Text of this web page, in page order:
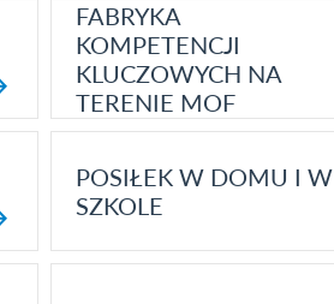
FABRYKA
KOMPETENCJI
KLUCZOWYCH NA
TERENIE MOF
POSIŁEK W DOMU I W
SZKOLE